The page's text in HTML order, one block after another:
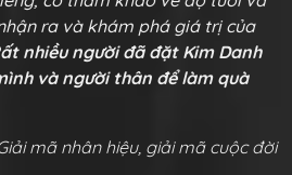
ra và khám phá giá trị của
nhiều người đã đặt Kim Danh
và người thân để làm quà
mã nhân hiệu, giải mã cuộc đời